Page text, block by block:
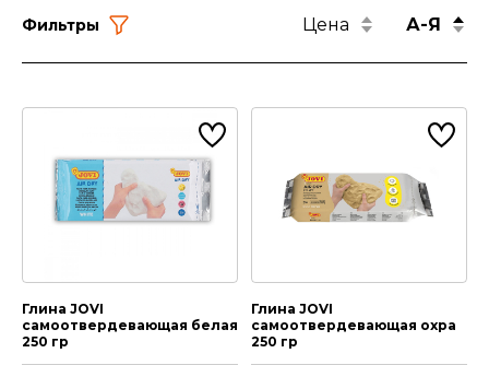
Фильтры Цена А-Я
Глина JOVI
самоотвердевающая белая
250 гр
Глина JOVI
самоотвердевающая охра
250 гр